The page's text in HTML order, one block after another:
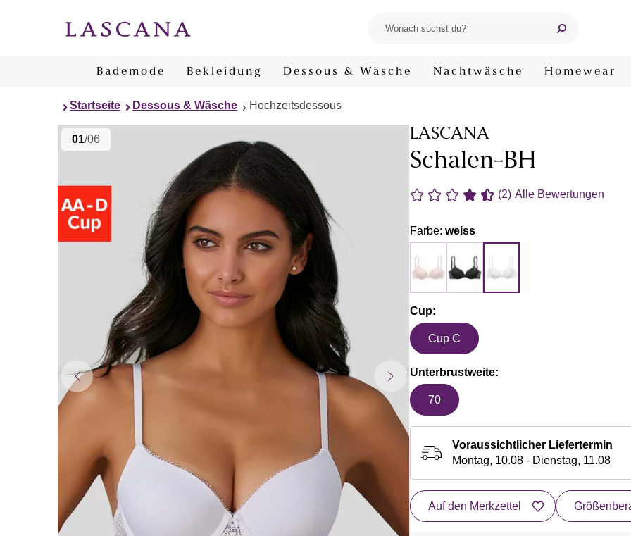
Bademode Bekleidung Dessous & Wäsche Nachtwäsche Homewear
Startseite Dessous & Wäsche Hochzeitsdessous
01/06 LASCANA
Schalen-BH
(2) Alle Bewertungen
Farbe: weiss
Cup:
Cup C
Unterbrustweite:
70
Voraussichtlicher Liefertermin
Montag, 10.08 - Dienstag, 11.08
Auf den Merkzettel